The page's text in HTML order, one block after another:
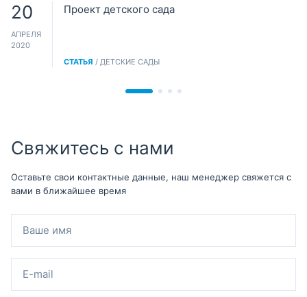
20
АПРЕЛЯ
2020
Проект детского сада
СТАТЬЯ / ДЕТСКИЕ САДЫ
Свяжитесь с нами
Оставьте свои контактные данные, наш менеджер свяжется с
вами в ближайшее время